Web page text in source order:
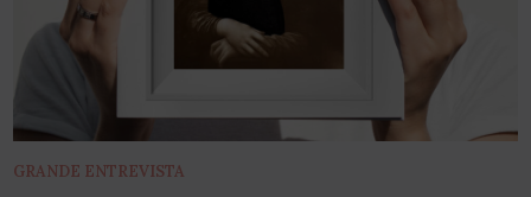
GRANDE ENTREVISTA